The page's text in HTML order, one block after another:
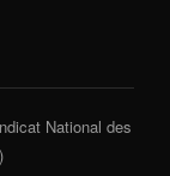
National des